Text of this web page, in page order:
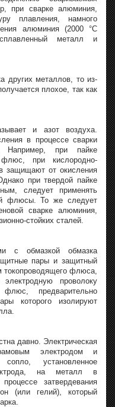
при сварке алюминия,
плавления, намного
алюминия (2000 °C
металл и
других металлов, то из-
плохое, так как
и азот воздуха.
в процессе сварки
Например, при пайке
при кислородно-
защищают от окисления
при твердой пайке
следует применять
флюсы. То же следует
сварке алюминия,
стойких сталей.
с обмазкой обмазка
пары и защитный
токопроводящего флюса,
проволоку
предварительно
которого изолируют
давно. Электрическая
электродом и
установленное
на металл в
затвердевания
(или гелий), который